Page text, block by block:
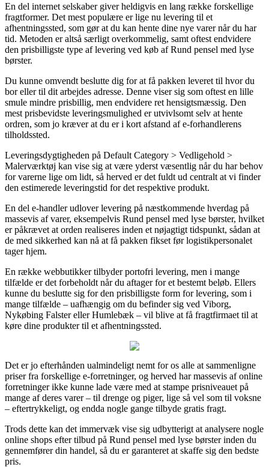
En del internet selskaber giver heldigvis en lang række forskellige
fragtformer. Det mest populære er lige nu levering til et
afhentningssted, som gør at du kan hente dine nye varer når du har
tid. Metoden er altså særligt overkommelig, samt oftest endvidere
den prisbilligste type af levering ved køb af Rund pensel med lyse
børster.
Du kunne omvendt beslutte dig for at få pakken leveret til hvor du
bor eller til dit arbejdes adresse. Denne viser sig som oftest en lille
smule mindre prisbillig, men endvidere ret hensigtsmæssig. Den
mest prisbevidste leveringsmulighed er utvivlsomt selv at hente
ordren, som jo kræver at du er i kort afstand af e-forhandlerens
tilholdssted.
Leveringsdygtigheden på Default Category > Vedligehold >
Malerværktøj kan vise sig at være yderst væsentlig når du har behov
for varerne lige om lidt, så herved er det fuldt ud centralt at vi finder
den estimerede leveringstid for det respektive produkt.
En del e-handler udlover levering på næstkommende hverdag på
massevis af varer, eksempelvis Rund pensel med lyse børster, hvilket
er påkrævet at orden realiseres inden et nøjagtigt tidspunkt, sådan at
de med sikkerhed kan nå at få pakken fikset før logistikpersonalet
tager hjem.
En række webbutikker tilbyder portofri levering, men i mange
tilfælde er det forbeholdt når du aftager for et bestemt beløb. Ellers
kunne du beslutte sig for den prisbilligste form for levering, som i
mange tilfælde – uafhængig om du befinder sig ved Viborg,
Nykøbing Falster eller Humlebæk – vil blive at få fragtfirmaet til at
køre dine produkter til et afhentningssted.
Det er jo efterhånden ualmindeligt nemt for os alle at sammenligne
priser fra forskellige e-forretninger, og herved har massevis af online
forretninger ikke kunne lade være med at stampe prisniveauet på
mange af deres varer – til drenge og piger, lige så vel som til voksne
– eftertrykkeligt, og endda nogle gange tilbyde gratis fragt.
Trods dette kan det immervæk vise sig udbytterigt at analysere nogle
online shops efter tilbud på Rund pensel med lyse børster inden du
gennemfører din handel, så du er garanteret at skaffe sig den bedste
pris.